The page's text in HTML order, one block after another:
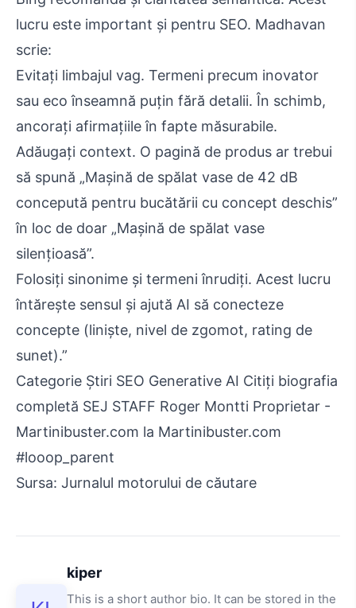
lucru este important și pentru SEO. Madhavan
scrie:
Evitați limbajul vag. Termeni precum inovator
sau eco înseamnă puțin fără detalii. În schimb,
ancorați afirmațiile în fapte măsurabile.
Adăugați context. O pagină de produs ar trebui
să spună „Mașină de spălat vase de 42 dB
concepută pentru bucătării cu concept deschis”
în loc de doar „Mașină de spălat vase
silențioasă”.
Folosiți sinonime și termeni înrudiți. Acest lucru
întărește sensul și ajută AI să conecteze
concepte (liniște, nivel de zgomot, rating de
sunet).”
Categorie Știri SEO Generative AI Citiți biografia
completă SEJ STAFF Roger Montti Proprietar -
Martinibuster.com la Martinibuster.com
#looop_parent
Sursa: Jurnalul motorului de căutare
kiper
This is a short author bio. It can be stored in the